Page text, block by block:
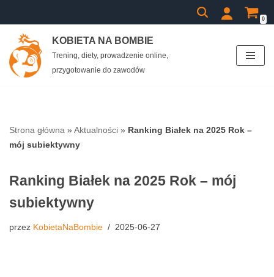
Przejdź
do
treści
0
KOBIETA NA BOMBIE
Trening, diety, prowadzenie online,
przygotowanie do zawodów
Strona główna »Aktualności » Ranking Białek na 2025 Rok –
mój subiektywny
Ranking Białek na 2025 Rok – mój
subiektywny
przez KobietaNaBombie 2025-06-27